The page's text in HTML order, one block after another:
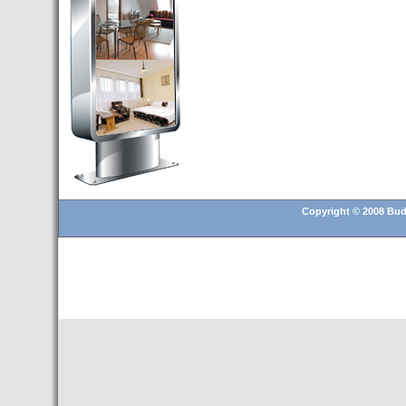
Budapest’.
- Hoteles en BUDAPEST:
Resultados octubre de 2016,
subida del 15% ocupación y
del 25,6% en el RevPar
- Nuevo Hotel en Budapest
bajo la marca Exe Hotusa
- Transfer Aeropuerto de
BUDAPEST
Copyright © 2008